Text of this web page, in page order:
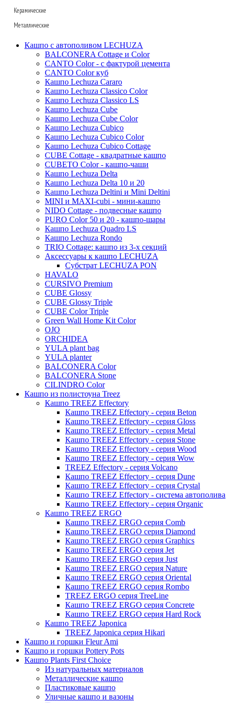
Cascara
Organic
Baq
Oceana
Fibrics
Pottery pots
Bohemian
Luca lifestyle
Marrone
Ter steege
Van der leeden
Baskets
Baq
Polystone
Metallic
Oceana
Colour me
Luxe lite
Polystone coated
Raindrop
Vertical rib
Vogue
Capi
Nature rib
Nature row
Lux heraldry
Lux terrazzo
Fleur ami
Livingreen
Pottery pots
Oyster
Refined
Cement
Essential
Natural
Platinum
Refined retro
Ridged
Rough
Stone
Luca lifestyle
Argento
Grigio
Struttura
Private label
Blend
White label
Polycube
Twist
Ter steege
Sebas
Dian
Unique
Static
Керамические
Baq
КЕРАМИЧЕСКИЕ_BAQ
Fusion
Fleur ami
Den daas
Terra cotta
КЕРАМИЧЕСКИЕ_DEN DAAS
Terra cotta
Ter steege
Mystic
Amora
Cresta
Esra
Manon
Ryan
Suze
Lindy
Karlijn
Moda
Pure
Private label
Beauty
Plain
Xclusive gardens
Металлические
Baq
Oceana
Superline
Alure
Conica
Standaard
Trend
Cortenstyle
Stiel
Ter steege
Кашпо с автополивом LECHUZA
BALCONERA Cottage и Color
CANTO Color - с фактурой цемента
CANTO Color куб
Кашпо Lechuza Cararo
Кашпо Lechuza Classico Color
Кашпо Lechuza Classico LS
Кашпо Lechuza Cube
Кашпо Lechuza Cube Color
Кашпо Lechuza Cubico
Кашпо Lechuza Cubico Color
Кашпо Lechuza Cubico Cottage
CUBE Cottage - квадратные кашпо
CUBETO Color - кашпо-чаши
Кашпо Lechuza Delta
Кашпо Lechuza Delta 10 и 20
Кашпо Lechuza Deltini и Mini Deltini
MINI и MAXI-cubi - мини-кашпо
NIDO Cottage - подвесные кашпо
PURO Color 50 и 20 - кашпо-шары
Кашпо Lechuza Quadro LS
Кашпо Lechuza Rondo
TRIO Cottage: кашпо из 3-х секций
Аксессуары к кашпо LECHUZA
Субстрат LECHUZA PON
HAVALO
CURSIVO Premium
CUBE Glossy
CUBE Glossy Triple
CUBE Color Triple
Green Wall Home Kit Color
OJO
ORCHIDEA
YULA plant bag
YULA planter
BALCONERA Color
BALCONERA Stone
CILINDRO Color
Кашпо из полистоуна Treez
Кашпо TREEZ Effectory
Кашпо TREEZ Effectory - серия Beton
Кашпо TREEZ Effectory - серия Gloss
Кашпо TREEZ Effectory - серия Metal
Кашпо TREEZ Effectory - серия Stone
Кашпо TREEZ Effectory - серия Wood
Кашпо TREEZ Effectory - серия Wow
TREEZ Effectory - серия Volcano
Кашпо TREEZ Effectory - серия Dune
Кашпо TREEZ Effectory - серия Crystal
Кашпо TREEZ Effectory - система автополива
Кашпо TREEZ Effectory - серия Organic
Кашпо TREEZ ERGO
Кашпо TREEZ ERGO серия Comb
Кашпо TREEZ ERGO серия Diamond
Кашпо TREEZ ERGO серия Graphics
Кашпо TREEZ ERGO серия Jet
Кашпо TREEZ ERGO серия Just
Кашпо TREEZ ERGO серия Nature
Кашпо TREEZ ERGO серия Oriental
Кашпо TREEZ ERGO серия Rombo
TREEZ ERGO серия TreeLine
Кашпо TREEZ ERGO серия Concrete
Кашпо TREEZ ERGO серия Hard Rock
Кашпо TREEZ Japonica
TREEZ Japonica серия Hikari
Кашпо и горшки Fleur Ami
Кашпо и горшки Pottery Pots
Кашпо Plants First Choice
Из натуральных материалов
Металлические кашпо
Пластиковые кашпо
Уличные кашпо и вазоны